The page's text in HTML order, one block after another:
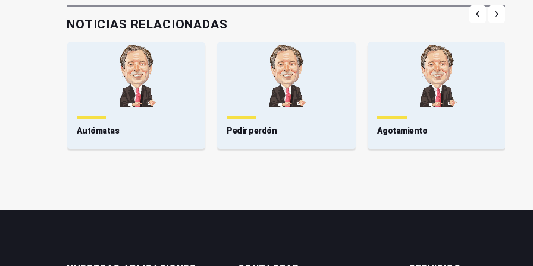
NOTICIAS RELACIONADAS
Autómatas Pedir perdón Agotamiento